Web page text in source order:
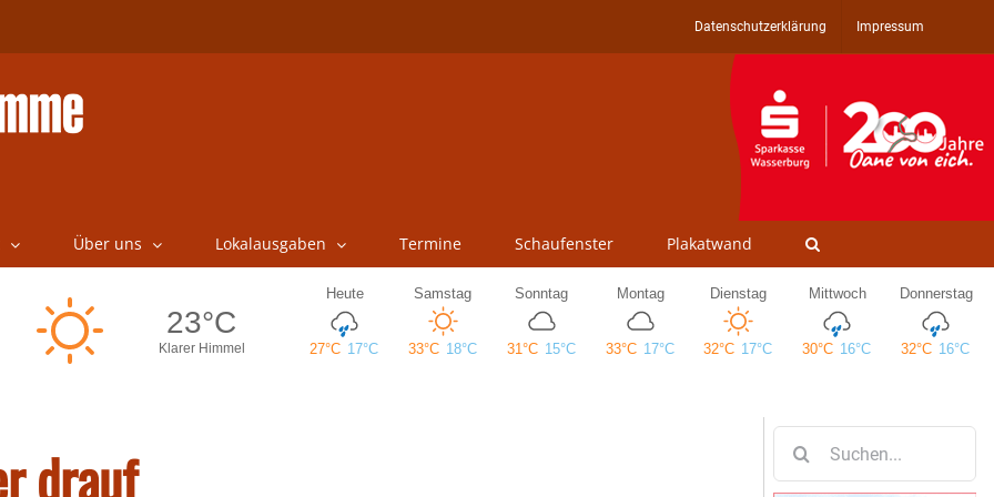
Datenschutzerklärung Impressum
Über uns Lokalausgaben Termine Schaufenster Plakatwand
drauf
nach: